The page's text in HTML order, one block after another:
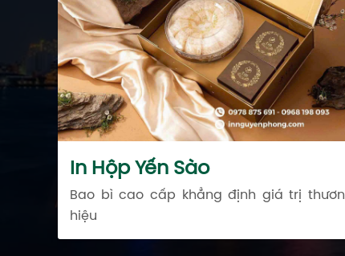
In Hộp Yến Sào
Bao bì cao cấp khẳng định giá trị
hiệu